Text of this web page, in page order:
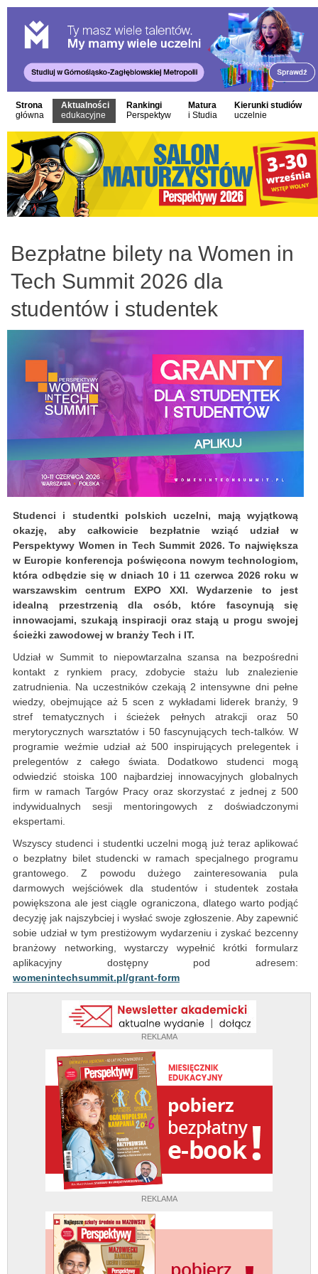
Strona
główna
Aktualności
edukacyjne
Rankingi
Perspektyw
Matura
i Studia
Kierunki studiów
uczelnie
REKLAMA
REKLAMA
Bezpłatne bilety na Women in
Tech Summit 2026 dla
studentów i studentek
Studenci i studentki polskich uczelni, mają wyjątkową
okazję, aby całkowicie bezpłatnie wziąć udział w
Perspektywy Women in Tech Summit 2026. To największa
w Europie konferencja poświęcona nowym technologiom,
która odbędzie się w dniach 10 i 11 czerwca 2026 roku w
warszawskim centrum EXPO XXI. Wydarzenie to jest
idealną przestrzenią dla osób, które fascynują się
innowacjami, szukają inspiracji oraz stają u progu swojej
ścieżki zawodowej w branży Tech i IT.
Udział w Summit to niepowtarzalna szansa na bezpośredni
kontakt z rynkiem pracy, zdobycie stażu lub znalezienie
zatrudnienia. Na uczestników czekają 2 intensywne dni pełne
wiedzy, obejmujące aż 5 scen z wykładami liderek branży, 9
stref tematycznych i ścieżek pełnych atrakcji oraz 50
merytorycznych warsztatów i 50 fascynujących tech-talków. W
programie weźmie udział aż 500 inspirujących prelegentek i
prelegentów z całego świata. Dodatkowo studenci mogą
odwiedzić stoiska 100 najbardziej innowacyjnych globalnych
firm w ramach Targów Pracy oraz skorzystać z jednej z 500
indywidualnych sesji mentoringowych z doświadczonymi
ekspertami.
Wszyscy studenci i studentki uczelni mogą już teraz aplikować
o bezpłatny bilet studencki w ramach specjalnego programu
grantowego. Z powodu dużego zainteresowania pula
darmowych wejściówek dla studentów i studentek została
powiększona ale jest ciągle ograniczona, dlatego warto podjąć
decyzję jak najszybciej i wysłać swoje zgłoszenie. Aby zapewnić
sobie udział w tym prestiżowym wydarzeniu i zyskać bezcenny
branżowy networking, wystarczy wypełnić krótki formularz
aplikacyjny dostępny pod adresem:
womenintechsummit.pl/grant-form